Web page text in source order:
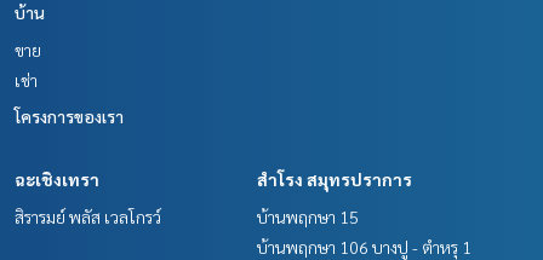
บ้าน
ขาย
เช่า
โครงการของเรา
ฉะเชิงเทรา
สิรารมย์ พลัส เวลโกรว์
สำโรง สมุทรปราการ
บ้านพฤกษา 15
บ้านพฤกษา 106 บางปู - ตำหรุ 1